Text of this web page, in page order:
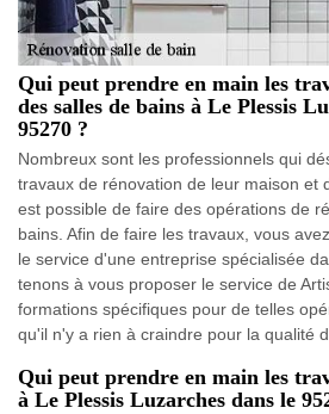
Qui peut prendre en main les
des salles de bains à Le Plessis
95270 ?
Nombreux sont les professionnels qui
travaux de rénovation de leur maison et
est possible de faire des opérations de
bains. Afin de faire les travaux, vous
le service d'une entreprise spécialisée
tenons à vous proposer le service de
formations spécifiques pour de telles
qu'il n'y a rien à craindre pour la qualité
Qui peut prendre en main les
à Le Plessis Luzarches dans le